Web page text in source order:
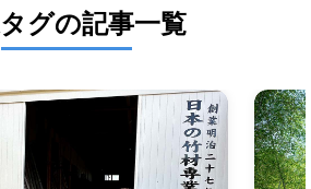
グの記事一覧